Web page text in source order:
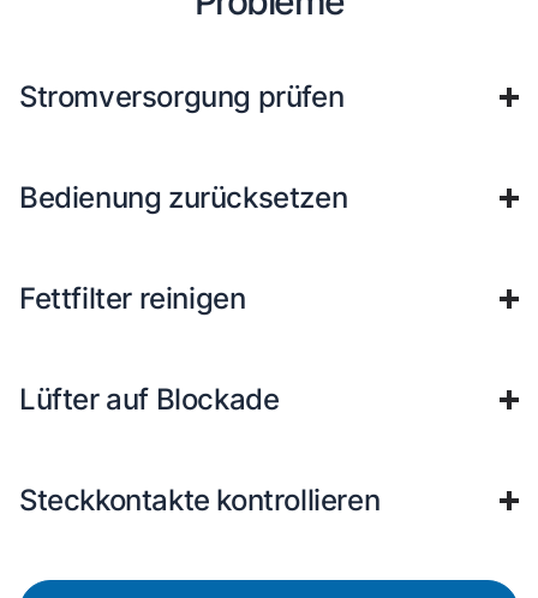
Stromversorgung prüfen
Bedienung zurücksetzen
Fettfilter reinigen
Lüfter auf Blockade
Steckkontakte kontrollieren